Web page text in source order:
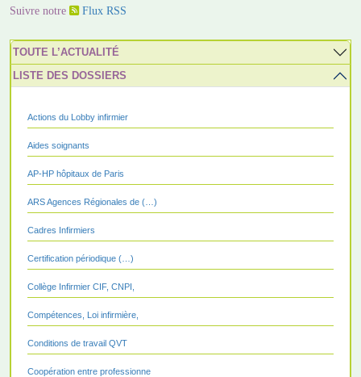
Suivre notre
Flux RSS
TOUTE L’ACTUALITÉ
LISTE DES DOSSIERS
Actions du Lobby infirmier
Aides soignants
AP-HP hôpitaux de Paris
ARS Agences Régionales de (…)
Cadres Infirmiers
Certification périodique (…)
Collège Infirmier CIF, CNPI,
Compétences, Loi infirmière,
Conditions de travail QVT
Coopération entre professionne